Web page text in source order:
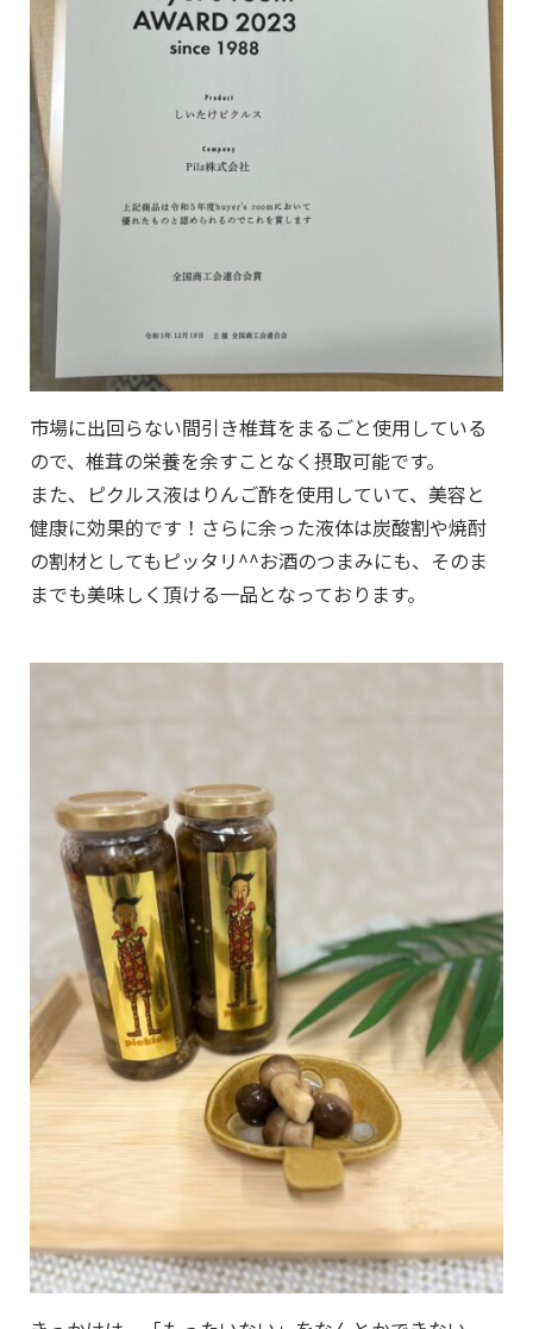
市場に出回らない間引き椎茸をまるごと使用している
ので、 椎茸の栄養を余すことなく摂取可能です。
また、ピクルス液はりんご酢を使用していて、 美容と
健康に効果的です！さらに余った液体は炭酸割や焼酎
の割材としてもピッタリ^^お酒のつまみにも、そのま
までも美味しく頂ける一品となっております。